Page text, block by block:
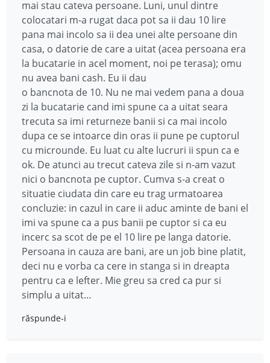
mai stau cateva persoane. Luni, unul dintre
colocatari m-a rugat daca pot sa ii dau 10 lire
pana mai incolo sa ii dea unei alte persoane din
casa, o datorie de care a uitat (acea persoana era
la bucatarie in acel moment, noi pe terasa); omu
nu avea bani cash. Eu ii dau
o bancnota de 10. Nu ne mai vedem pana a doua
zi la bucatarie cand imi spune ca a uitat seara
trecuta sa imi returneze banii si ca mai incolo
dupa ce se intoarce din oras ii pune pe cuptorul
cu microunde. Eu luat cu alte lucruri ii spun ca e
ok. De atunci au trecut cateva zile si n-am vazut
nici o bancnota pe cuptor. Cumva s-a creat o
situatie ciudata din care eu trag urmatoarea
concluzie: in cazul in care ii aduc aminte de bani el
imi va spune ca a pus banii pe cuptor si ca eu
incerc sa scot de pe el 10 lire pe langa datorie.
Persoana in cauza are bani, are un job bine platit,
deci nu e vorba ca cere in stanga si in dreapta
pentru ca e lefter. Mie greu sa cred ca pur si
simplu a uitat…
răspunde-i